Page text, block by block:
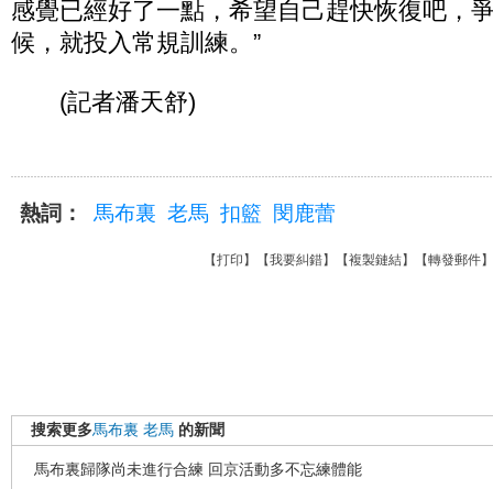
感覺已經好了一點，希望自己趕快恢復吧，
候，就投入常規訓練。”
(記者潘天舒)
熱詞： 馬布裏 老馬 扣籃 閔鹿蕾
【打印 】【我要糾錯】【複製鏈結】【轉發郵件
搜索更多馬布裏 老馬 的新聞
馬布裏歸隊尚未進行合練 回京活動多不忘練體能